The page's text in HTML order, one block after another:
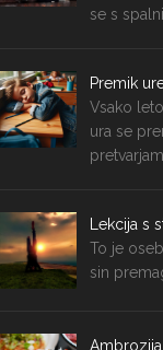
se s
Premik
Vsako
ura se
Lekcija s
To je
sin